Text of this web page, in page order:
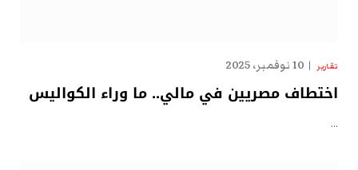
تقارير 10 نوفمبر، 2025
اختطاف مصريين في مالي.. ما وراء الكواليس
…